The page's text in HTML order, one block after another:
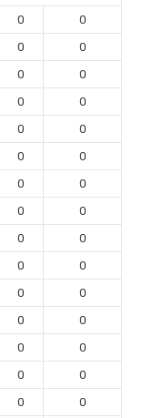
0
0
0
0
0
0
0
0
0
0
0
0
0
0
0
0
0
0
0
0
0
0
0
0
0
0
0
0
0 0